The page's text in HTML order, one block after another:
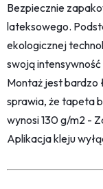
Bezpiecznie
lateksowego.
ekologicznej
swoją
Montaż jest bardzo
sprawia, że tapeta
wynosi 130 g/m2 -
Aplikacja kleju